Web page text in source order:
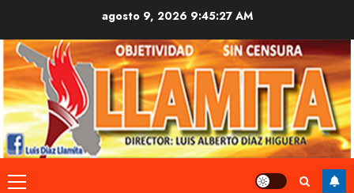
content
agosto 9, 2026 9:45:28 AM
Primary